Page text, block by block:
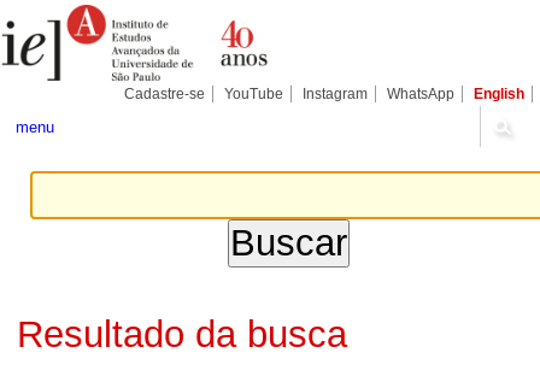
para
conteúdo.
Pessoais
Cadastre-se YouTube Instagram WhatsApp English
menu
Resultado da busca